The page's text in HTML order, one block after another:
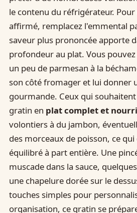
le contenu du réfrigérateur.
affirmé, remplacez l'emmental
saveur plus prononcée apporte
profondeur au plat. Vous
un peu de parmesan à la
son côté fromager et lui donner
gourmande. Ceux qui
gratin en plat complet et
volontiers à du jambon,
des morceaux de poisson, ce
équilibré à part entière. Une
muscade dans la sauce,
une chapelure dorée sur le
touches simples pour
organisation, ce gratin se